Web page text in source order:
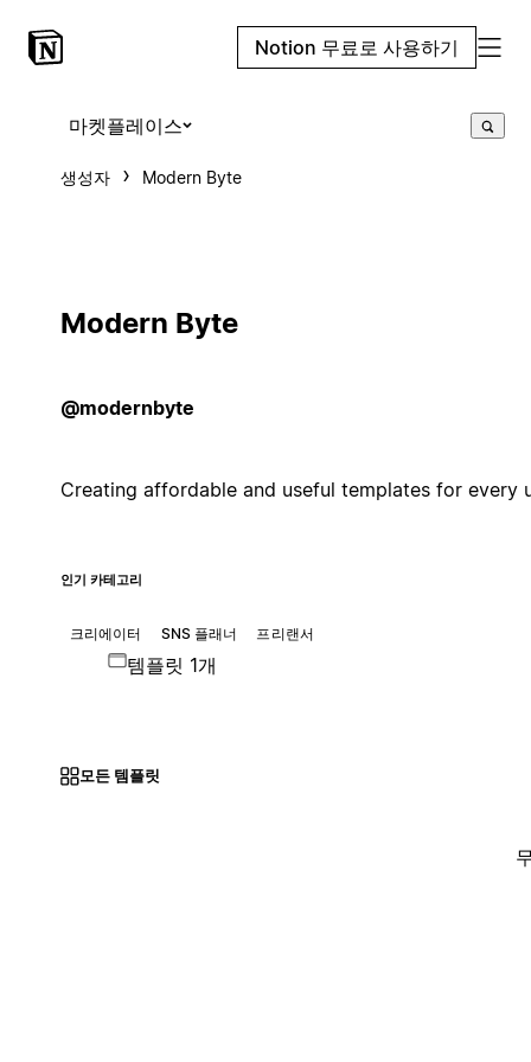
Notion 무료로 사용하기
마켓플레이스
생성자 Modern Byte
Modern Byte
@modernbyte
Creating affordable and useful templates for every
인기 카테고리
크리에이터 SNS 플래너 프리랜서
템플릿 1개
모든 템플릿